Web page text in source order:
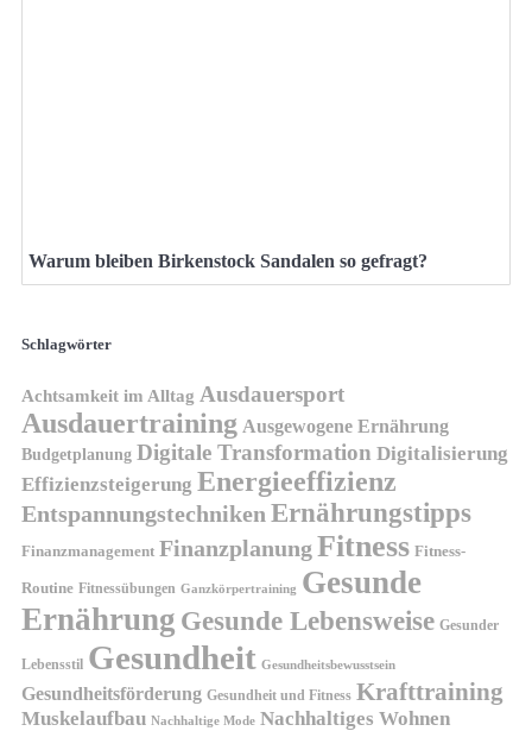
Warum bleiben Birkenstock Sandalen so gefragt?
Schlagwörter
Achtsamkeit im Alltag Ausdauersport
Ausdauertraining Ausgewogene Ernährung
Budgetplanung Digitale Transformation Digitalisierung
Effizienzsteigerung Energieeffizienz
Entspannungstechniken Ernährungstipps
Finanzmanagement Finanzplanung Fitness Fitness-
Routine Fitnessübungen Ganzkörpertraining Gesunde
Ernährung Gesunde Lebensweise Gesunder
Lebensstil Gesundheit Gesundheitsbewusstsein
Gesundheitsförderung Gesundheit und Fitness Krafttraining
Muskelaufbau Nachhaltige Mode Nachhaltiges Wohnen